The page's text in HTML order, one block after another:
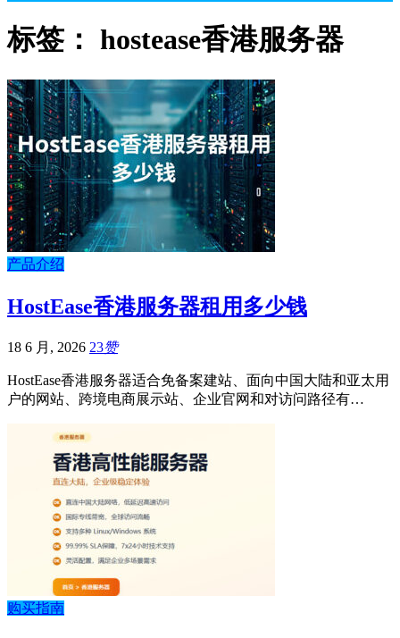
标签： hostease香港服务器
产品介绍
HostEase香港服务器租用多少钱
18 6 月, 2026 23赞
HostEase香港服务器适合免备案建站、面向中国大陆和亚太用
户的网站、跨境电商展示站、企业官网和对访问路径有…
购买指南